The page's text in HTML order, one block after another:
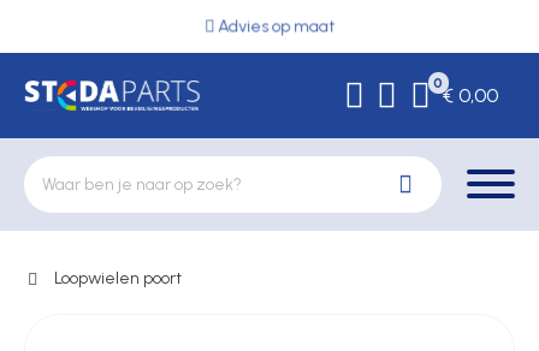
Advies op maat
0
€ 0,00
Deurbeslag
Loopwielen poort